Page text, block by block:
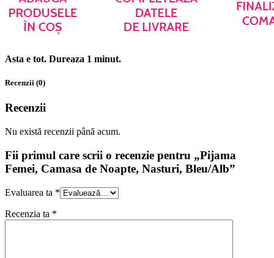
Asta e tot. Dureaza 1 minut.
Recenzii (0)
Recenzii
Nu există recenzii până acum.
Fii primul care scrii o recenzie pentru „Pijama
Femei, Camasa de Noapte, Nasturi, Bleu/Alb”
Evaluarea ta *
Recenzia ta *